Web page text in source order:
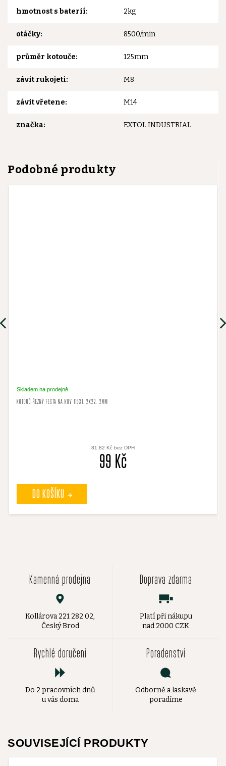
hmotnost s baterií: 2kg
otáčky: 8500/min
průměr kotouče: 125mm
závit rukojeti: M8
závit vřetene: M14
značka: EXTOL INDUSTRIAL
KOTOUČ ŘEZNÝ FESTA NA KOV 115X1. 2X22. 2MM
Skladem na prodejně
81,82 Kč bez DPH
99 Kč
DO KOŠÍKU
Kamenná prodejna
Kollárova 221 282 02,
Český Brod
Doprava zdarma
Platí při nákupu
nad 2000 CZK
Rychlé doručení
Do 2 pracovních dnů
u vás doma
Poradenství
Odborně a laskavě
poradíme
SOUVISEJÍCÍ PRODUKTY